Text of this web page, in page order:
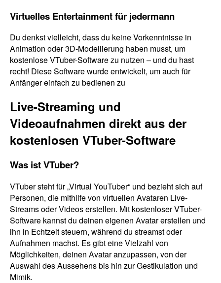
Virtuelles Entertainment für jedermann
Du denkst vielleicht, dass du keine Vorkenntnisse in
Animation oder 3D-Modellierung haben musst, um
kostenlose VTuber-Software zu nutzen – und du hast
recht! Diese Software wurde entwickelt, um auch für
Anfänger einfach zu bedienen zu
Live-Streaming und
Videoaufnahmen direkt aus der
kostenlosen VTuber-Software
Was ist VTuber?
VTuber steht für „Virtual YouTuber“ und bezieht sich auf
Personen, die mithilfe von virtuellen Avataren Live-
Streams oder Videos erstellen. Mit kostenloser VTuber-
Software kannst du deinen eigenen Avatar erstellen und
ihn in Echtzeit steuern, während du streamst oder
Aufnahmen machst. Es gibt eine Vielzahl von
Möglichkeiten, deinen Avatar anzupassen, von der
Auswahl des Aussehens bis hin zur Gestikulation und
Mimik.